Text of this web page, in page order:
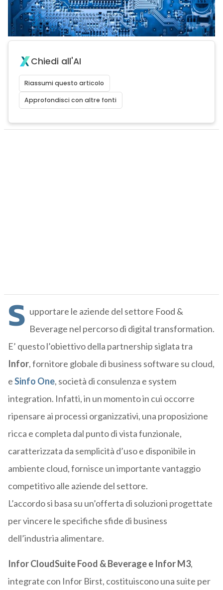
Chiedi all'AI
Riassumi questo articolo
Approfondisci con altre fonti
S upportare le aziende del settore Food &
Beverage nel percorso di digital transformation.
E’ questo l’obiettivo della partnership siglata tra
Infor, fornitore globale di business software su cloud,
eSinfo One, società di consulenza e system
integration. Infatti, in un momento in cui occorre
ripensare ai processi organizzativi, una proposizione
ricca e completa dal punto di vista funzionale,
caratterizzata da semplicità d’uso e disponibile in
ambiente cloud, fornisce un importante vantaggio
competitivo alle aziende del settore.
L’accordo si basa su un’offerta di soluzioni progettate
per vincere le specifiche sfide di business
dell’industria alimentare.
Infor CloudSuite Food & Beverage e Infor M3,
integrate con Infor Birst, costituiscono una suite per